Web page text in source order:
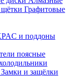
Графитовые
и поддоны
поясные
Замки и защёлки